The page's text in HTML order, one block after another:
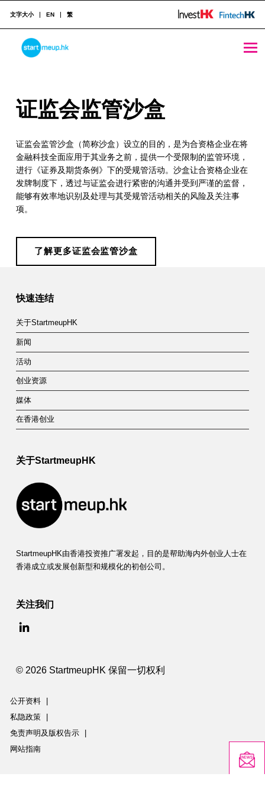
证监会监管沙盒 - StartmeupHK
STARTMEUPHK
STARTMEUPHK FESTIVAL IS THE LEADING STARTUP AND INNOVATION CONFERENCE EVENT IN HONG KONG
文字大小 EN 繁
证
会
监
管
沙
盒
证监会监管沙盒
证监会监管沙盒（简称沙盒）设立的目的，是为合资格企业在将
金融科技全面应用于其业务之前，提供一个受限制的监管环境，
进行《证券及期货条例》下的受规管活动。沙盒让合资格企业在
发牌制度下，透过与证监会进行紧密的沟通并受到严谨的监督，
能够有效率地识别及处理与其受规管活动相关的风险及关注事
项。
了解更多证监会监管沙盒
Skip back to main navigation
快速连结
关于StartmeupHK
新闻
活动
创业资源
媒体
在香港创业
关于StartmeupHK
StartmeupHK由香港投资推广署发起，目的是帮助海内外创业人士在
香港成立或发展创新型和规模化的初创公司。
关注我们
© 2026 StartmeupHK 保留一切权利
公开资料
私隐政策
免责声明及版权告示
网站指南